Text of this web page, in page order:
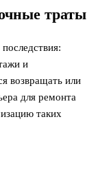
траты
и
возвращать или
для ремонта
таких